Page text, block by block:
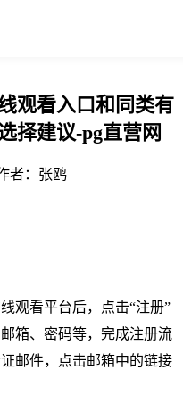
观看入口和同类有
择建议-pg直营网
者： 张鸥
观看平台后，点击“注册”
箱、密码等，完成注册流
邮件，点击邮箱中的链接